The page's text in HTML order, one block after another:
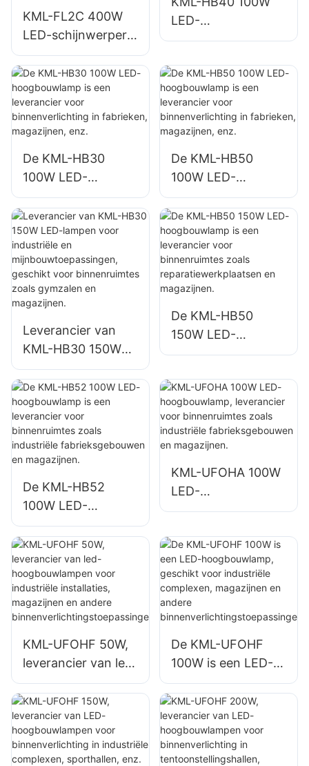
KML-FL2C 400W
LED-schijnwerper,
leverancier voor
buitenverlichting
van gebouwen,
gevels en
bouwplaatsen.
LED-
hoogbouwlamp,
binnenverlichting in
fabrieken,
magazijnen, enz.
De KML-HB30
100W LED-
hoogbouwlamp is
een leverancier
voor
binnenverlichting in
fabrieken,
magazijnen, enz.
De KML-HB50
100W LED-
hoogbouwlamp is
een leverancier
voor
binnenverlichting in
fabrieken,
magazijnen, enz.
Leverancier van
KML-HB30 150W
LED-lampen voor
industriële en
mijnbouwtoepassin
gen, geschikt voor
binnenruimtes
zoals gymzalen en
magazijnen.
De KML-HB50
150W LED-
hoogbouwlamp is
voor binnenruimtes
zoals
reparatiewerkplaat
sen en magazijnen.
De KML-HB52
100W LED-
hoogbouwlamp is
een leverancier
voor binnenruimtes
zoals industriële
fabrieksgebouwen
en magazijnen.
KML-UFOHA 100W
LED-
hoogbouwlamp,
binnenruimtes
zoals industriële
fabrieksgebouwen
en magazijnen.
KML-UFOHF 50W,
leverancier van led-
hoogbouwlampen
voor industriële
installaties,
magazijnen en
andere
De KML-UFOHF
100W is een LED-
hoogbouwlamp,
geschikt voor
industriële
complexen,
magazijnen en